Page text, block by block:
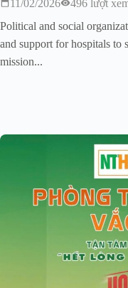
11/02/2026
496 lượt
Political and social
and support for hospitals to
mission...